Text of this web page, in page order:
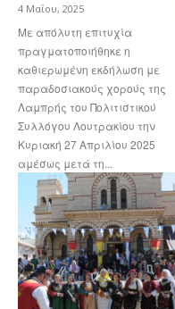
4 Μαΐου, 2025
Με απόλυτη επιτυχία
πραγματοποιήθηκε η
καθιερωμένη εκδήλωση με
παραδοσιακούς χορούς της
Λαμπρής του Πολιτιστικού
Συλλόγου Λουτρακίου την
Κυριακή 27 Απριλίου 2025
αμέσως μετά τη...